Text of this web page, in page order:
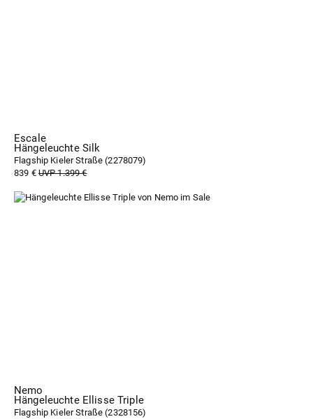
Escale
Hängeleuchte Silk
Flagship Kieler Straße (2278079)
839 €UVP 1.399 €
Nemo
Hängeleuchte Ellisse Triple
Flagship Kieler Straße (2328156)